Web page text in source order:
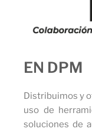
EN DPM
Distribuimos y
uso de
soluciones de